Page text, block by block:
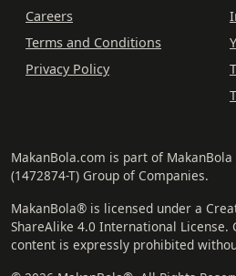
Careers
Terms and Conditions
Privacy Policy
MakanBola.com is part of MakanBola
(1472874-T) Group of Companies.
MakanBola® is licensed under a
ShareAlike 4.0 International License.
content is expressly prohibited